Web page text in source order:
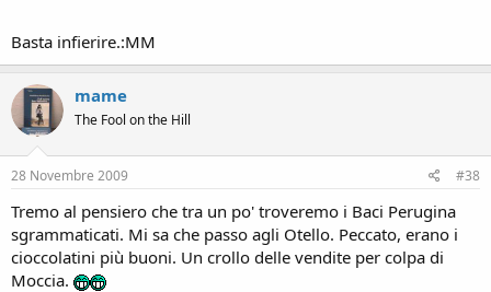
Basta infierire.:MM
mame
The Fool on the Hill
28 Novembre 2009 #38
Tremo al pensiero che tra un po' troveremo i Baci Perugina
sgrammaticati. Mi sa che passo agli Otello. Peccato, erano i
cioccolatini più buoni. Un crollo delle vendite per colpa di
Moccia.